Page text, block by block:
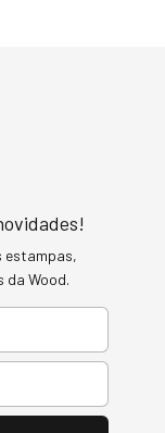
estampas,
da Wood.